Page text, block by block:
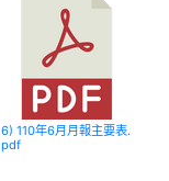
6) 110年6月月報主要表.
pdf